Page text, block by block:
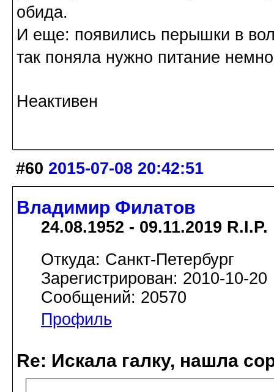
обида.
И еще: появились перышки в
так поняла нужно питание
Неактивен
#60 2015-07-08 20:42:51
Владимир Филатов
24.08.1952 - 09.11.2019 R.I.P.
Откуда: Санкт-Петербург
Зарегистрирован: 2010-10-20
Сообщений: 20570
Профиль
Re: Искала галку, нашла